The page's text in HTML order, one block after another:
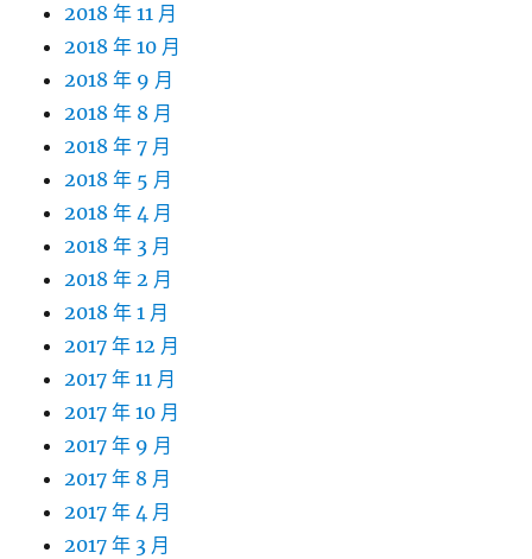
2018 年 11 月
2018 年 10 月
2018 年 9 月
2018 年 8 月
2018 年 7 月
2018 年 5 月
2018 年 4 月
2018 年 3 月
2018 年 2 月
2018 年 1 月
2017 年 12 月
2017 年 11 月
2017 年 10 月
2017 年 9 月
2017 年 8 月
2017 年 4 月
2017 年 3 月